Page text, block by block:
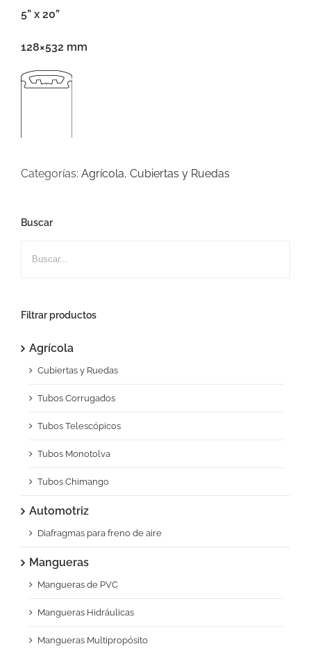
5” x 20”
128×532 mm
Categorías: Agrícola, Cubiertas y Ruedas
Buscar
Filtrar productos
Agrícola
Cubiertas y Ruedas
Tubos Corrugados
Tubos Telescópicos
Tubos Monotolva
Tubos Chimango
Automotriz
Diafragmas para freno de aire
Mangueras
Mangueras de PVC
Mangueras Hidráulicas
Mangueras Multipropósito